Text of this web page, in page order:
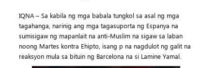
IQNA – Sa kabila ng mga babala tungkol sa asal ng mga
tagahanga, narinig ang mga tagasuporta ng Espanya na
sumisigaw ng mapanlait na anti-Muslim na sigaw sa laban
noong Martes kontra Ehipto, isang p na nagdulot ng galit na
reaksyon mula sa bituin ng Barcelona na si Lamine Yamal.